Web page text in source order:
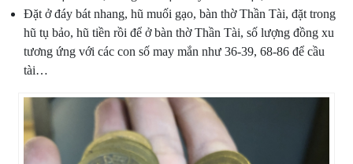
Đặt ở đáy bát nhang, hũ muối gạo, bàn thờ Thần Tài, đặt trong
hũ tụ bảo, hũ tiền rồi để ở bàn thờ Thần Tài, số lượng đồng xu
tương ứng với các con số may mắn như 36-39, 68-86 để cầu
tài…